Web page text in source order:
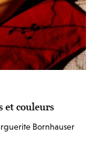
et couleurs
Bornhauser